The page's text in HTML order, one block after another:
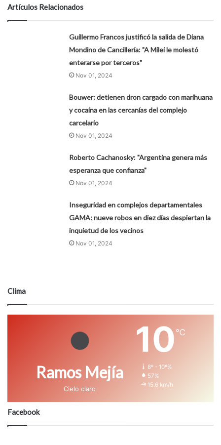
Artículos Relacionados
Guillermo Francos justificó la salida de Diana
Mondino de Cancillería: "A Milei le molestó
enterarse por terceros"
Nov 01, 2024
Bouwer: detienen dron cargado con marihuana
y cocaína en las cercanías del complejo
carcelario
Nov 01, 2024
Roberto Cachanosky: "Argentina genera más
esperanza que confianza"
Nov 01, 2024
Inseguridad en complejos departamentales
GAMA: nueve robos en diez días despiertan la
inquietud de los vecinos
Nov 01, 2024
Clima
Ramos Mejía
Cielo claro
10 ℃
8º - 10º%
57%
15.6 km/h
Facebook